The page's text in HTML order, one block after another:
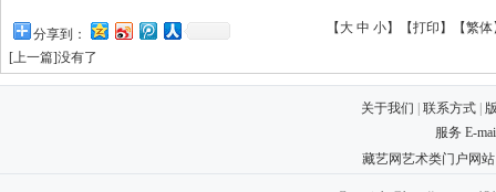
分享到： 【 大 中 小】【打印 】 【繁体
[上一篇]没有了
关于我们 联系方式
服务 E-
藏艺网艺术类门户网